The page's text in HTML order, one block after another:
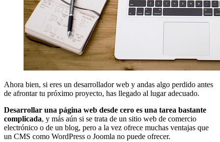
Ahora bien, si eres un desarrollador web y andas algo perdido antes
de afrontar tu próximo proyecto, has llegado al lugar adecuado.
Desarrollar una página web desde cero es una tarea bastante
complicada, y más aún si se trata de un sitio web de comercio
electrónico o de un blog, pero a la vez ofrece muchas ventajas que
un CMS como WordPress o Joomla no puede ofrecer.